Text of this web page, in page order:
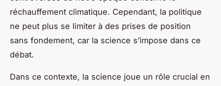
réchauffement climatique. Cependant, la politique
ne peut plus se limiter à des prises de position
sans fondement, car la science s’impose dans ce
débat.
Dans ce contexte, la science joue un rôle crucial en